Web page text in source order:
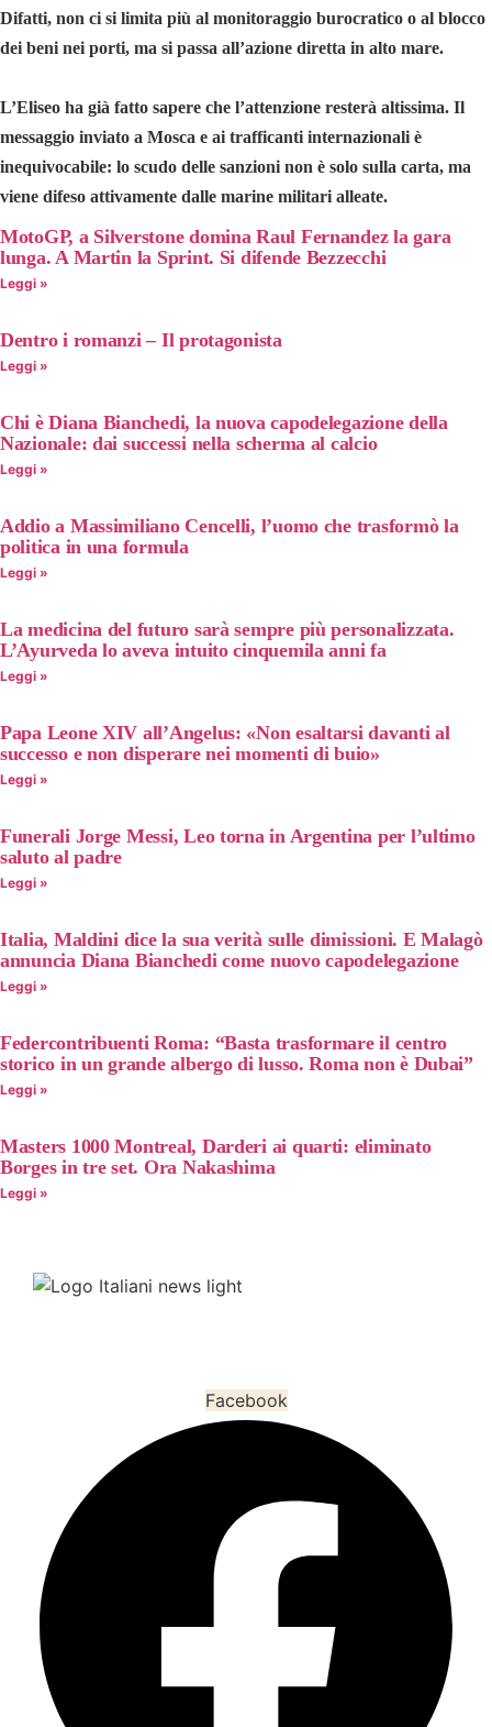
Difatti, non ci si limita più al monitoraggio burocratico o al blocco
dei beni nei porti, ma si passa all’azione diretta in alto mare.
L’Eliseo ha già fatto sapere che l’attenzione resterà altissima. Il
messaggio inviato a Mosca e ai trafficanti internazionali è
inequivocabile: lo scudo delle sanzioni non è solo sulla carta, ma
viene difeso attivamente dalle marine militari alleate.
MotoGP, a Silverstone domina Raul Fernandez la gara
lunga. A Martin la Sprint. Si difende Bezzecchi
Leggi »
Dentro i romanzi – Il protagonista
Leggi »
Chi è Diana Bianchedi, la nuova capodelegazione della
Nazionale: dai successi nella scherma al calcio
Leggi »
Addio a Massimiliano Cencelli, l’uomo che trasformò la
politica in una formula
Leggi »
La medicina del futuro sarà sempre più personalizzata.
L’Ayurveda lo aveva intuito cinquemila anni fa
Leggi »
Papa Leone XIV all’Angelus: «Non esaltarsi davanti al
successo e non disperare nei momenti di buio»
Leggi »
Funerali Jorge Messi, Leo torna in Argentina per l’ultimo
saluto al padre
Leggi »
Italia, Maldini dice la sua verità sulle dimissioni. E Malagò
annuncia Diana Bianchedi come nuovo capodelegazione
Leggi »
Federcontribuenti Roma: “Basta trasformare il centro
storico in un grande albergo di lusso. Roma non è Dubai”
Leggi »
Masters 1000 Montreal, Darderi ai quarti: eliminato
Borges in tre set. Ora Nakashima
Leggi »
Facebook